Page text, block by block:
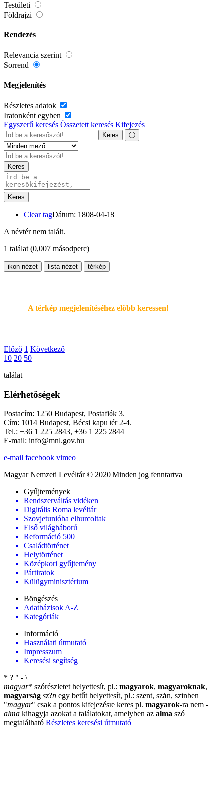
Testületi
Földrajzi
Rendezés
Relevancia szerint
Sorrend
Megjelenítés
Részletes adatok
Iratonként egyben
Egyszerű keresés Összetett keresés Kifejezés
Keres ⓘ
Keres
Keres
Clear tagDátum: 1808-04-18
A névtér nem talált.
1 találat (0,007 másodperc)
ikon nézet lista nézet térkép
A térkép megjelenítéséhez elöbb keressen!
Előző 1 Következő
10 20 50
találat
Elérhetőségek
Postacím: 1250 Budapest, Postafiók 3.
Cím: 1014 Budapest, Bécsi kapu tér 2-4.
Tel.: +36 1 225 2843, +36 1 225 2844
E-mail: info@mnl.gov.hu
e-mail facebook vimeo
Magyar Nemzeti Levéltár © 2020 Minden jog fenntartva
Gyűjtemények
Rendszerváltás vidéken
Digitális Roma levéltár
Szovjetunióba elhurcoltak
Első világháború
Reformáció 500
Családtörténet
Helytörténet
Középkori gyűjtemény
Pártiratok
Külügyminisztérium
Böngészés
Adatbázisok A-Z
Kategóriák
Információ
Használati útmutató
Impresszum
Keresési segítség
* ? " - \
magyar* szórészletet helyettesít, pl.: magyarok, magyaroknak,
magyarság sz?n egy betűt helyettesít, pl.: szent, szán, színben
"magyar" csak a pontos kifejezésre keres pl. magyarok-ra nem -
alma kihagyja azokat a találatokat, amelyben az alma szó
megtalálható Részletes keresési útmutató